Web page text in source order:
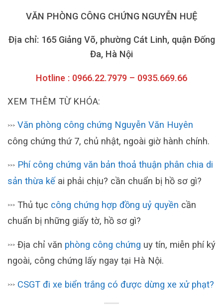
VĂN PHÒNG CÔNG CHỨNG NGUYỄN HUỆ
Địa chỉ: 165 Giảng Võ, phường Cát Linh, quận Đống
Đa, Hà Nội
Hotline : 0966.22.7979 – 0935.669.66
XEM THÊM TỪ KHÓA:
>>> Văn phòng công chứng Nguyễn Văn Huyên
công chứng thứ 7, chủ nhật, ngoài giờ hành chính.
>>>
Phí công chứng văn bản thoả thuận phân chia di
sản thừa kế ai phải chịu? cần chuẩn bị hồ sơ gì?
>>> Thủ tục công chứng hợp đồng uỷ quyền cần
chuẩn bị những giấy tờ, hồ sơ gì?
>>> Địa chỉ văn phòng công chứng uy tín, miễn phí ký
ngoài, công chứng lấy ngay tại Hà Nội.
>>> CSGT đi xe biển trắng có được dừng xe xử phạt?